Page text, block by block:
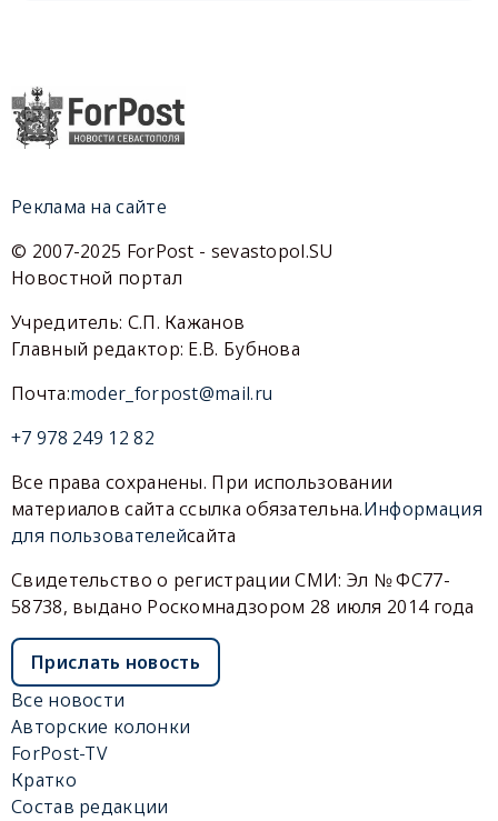
Реклама на сайте
© 2007-2025 ForPost - sevastopol.SU
Новостной портал
Учредитель: С.П. Кажанов
Главный редактор: Е.В. Бубнова
Почта:moder_forpost@mail.ru
+7 978 249 12 82
Все права сохранены. При использовании
материалов сайта ссылка обязательна.Информация
для пользователейсайта
Свидетельство о регистрации СМИ: Эл № ФС77-
58738, выдано Роскомнадзором 28 июля 2014 года
Прислать новость
Все новости
Авторские колонки
ForPost-TV
Кратко
Состав редакции